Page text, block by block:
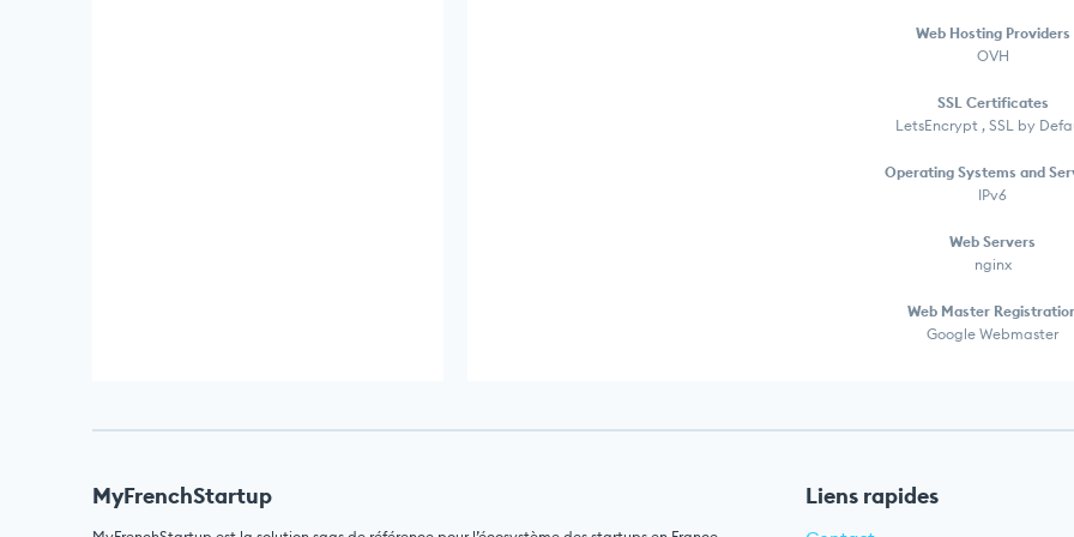
Web Hosting Providers
OVH
SSL Certificates
LetsEncrypt , SSL by
Operating Systems and
IPv6
Web Servers
nginx
Web Master
Google Webmaster
MyFrenchStartup Liens rapides